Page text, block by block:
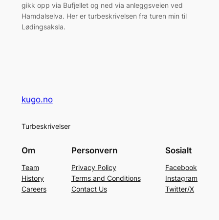
gikk opp via Bufjellet og ned via anleggsveien ved
Hamdalselva. Her er turbeskrivelsen fra turen min til
Lødingsaksla.
kugo.no
Turbeskrivelser
Om
Team
History
Careers
Personvern
Privacy Policy
Terms and Conditions
Contact Us
Sosialt
Facebook
Instagram
Twitter/X